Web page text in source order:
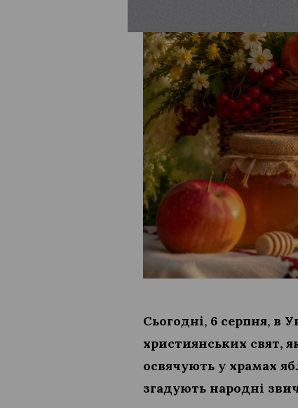
Сьогодні, 6 серпня, в
християнських свят,
освячують у храмах
згадують народні